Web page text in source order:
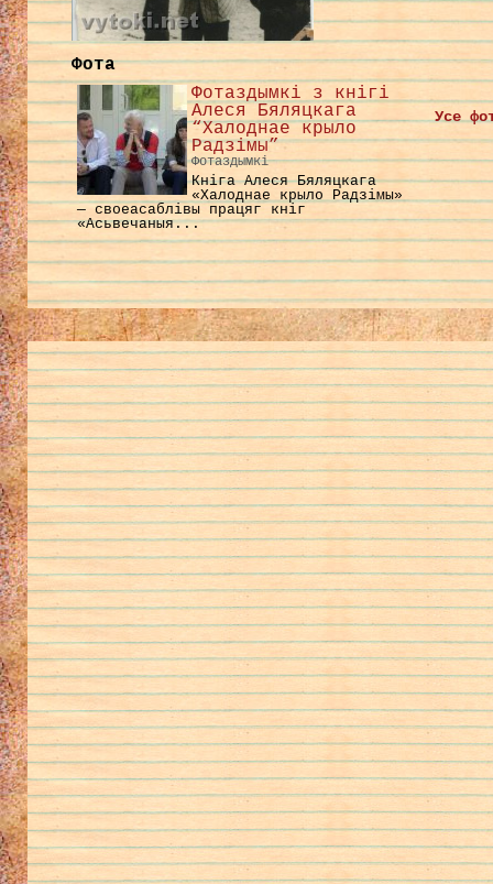
Фота
Фотаздымкі з кнігі
Алеся Бяляцкага
“Халоднае крыло
Радзімы”
Фотаздымкі
Кніга Алеся Бяляцкага
«Халоднае крыло Радзімы»
— своеасаблівы працяг кніг
«Асьвечаныя...
Усе